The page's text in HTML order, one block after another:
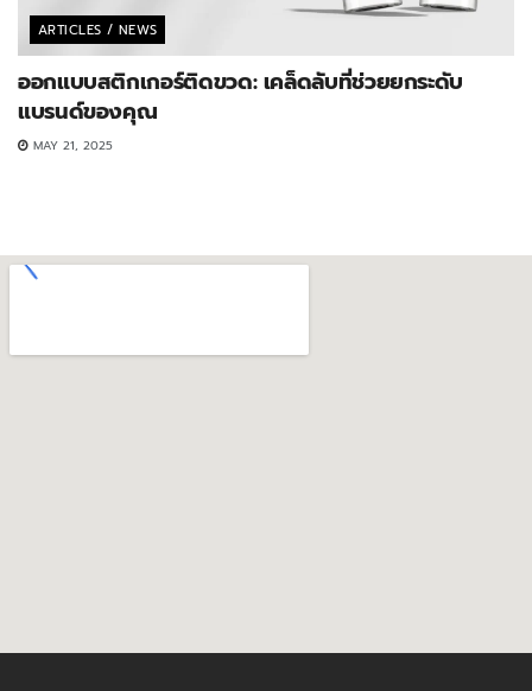
ARTICLES / NEWS
ออกแบบสติกเกอร์ติดขวด: เคล็ดลับที่ช่วยยกระดับ
แบรนด์ของคุณ
MAY 21, 2025